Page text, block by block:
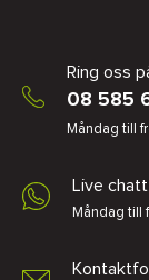
Ring oss
08 585
Måndag till
Live chatt
Måndag till